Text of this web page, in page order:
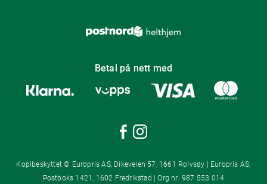
Betal på nett med
Kopibeskyttet © Europris AS, Dikeveien 57, 1661 Rolvsøy | Europris AS,
Postboks 1421, 1602 Fredrikstad | Org.nr: 987 553 014